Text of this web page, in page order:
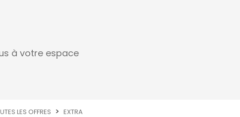
à votre espace
LES OFFRES EXTRA